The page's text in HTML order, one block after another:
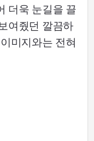
더욱 눈길을 끌
여줬던 깔끔하
미지와는 전혀